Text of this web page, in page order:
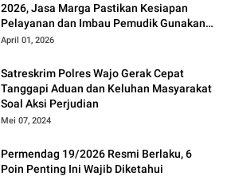
2026, Jasa Marga Pastikan Kesiapan
Pelayanan dan Imbau Pemudik Gunakan
Rest Area Alternatif
April 01, 2026
Satreskrim Polres Wajo Gerak Cepat
Tanggapi Aduan dan Keluhan Masyarakat
Soal Aksi Perjudian
Mei 07, 2024
Permendag 19/2026 Resmi Berlaku, 6
Poin Penting Ini Wajib Diketahui